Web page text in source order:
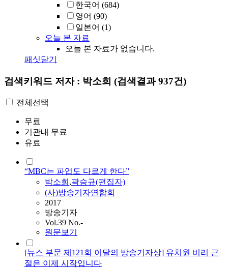
한국어 (684)
영어 (90)
일본어 (1)
오늘 본 자료
오늘 본 자료가 없습니다.
패싯닫기
검색키워드 저자 : 박소희 (검색결과 937건)
전체선택
무료
기관내 무료
유료
“MBC는 파업도 다르게 한다”
박소희 ,곽승규(편집자)
(사)방송기자연합회
2017
방송기자
Vol.39 No.-
원문보기
[뉴스 부문 제121회 이달의 방송기자상] 유치원 비리 근
절은 이제 시작입니다